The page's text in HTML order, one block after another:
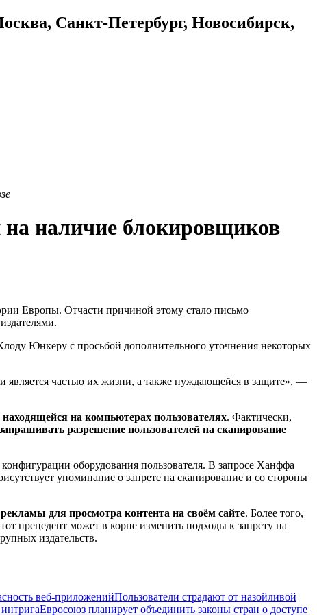
Санкт-Петербург, Новосибирск,
на наличие блокировщиков
Европы. Отчасти причиной этому стало письмо
Юнкеру с просьбой дополнительного уточнения некоторых
и является частью их жизни, а также нуждающейся в защите», —
на компьютерах пользователях. Фактически,
разрешение пользователей на сканирование
оборудования пользователя. В запросе Ханффа
упоминание о запрете на сканирование и со стороны
для просмотра контента на своём сайте. Более того,
прецедент может в корне изменить подходы к запрету на
издательств.
веб-приложенийПользователи страдают от назойливой
Евросоюз планирует объединить законы стран о доступе